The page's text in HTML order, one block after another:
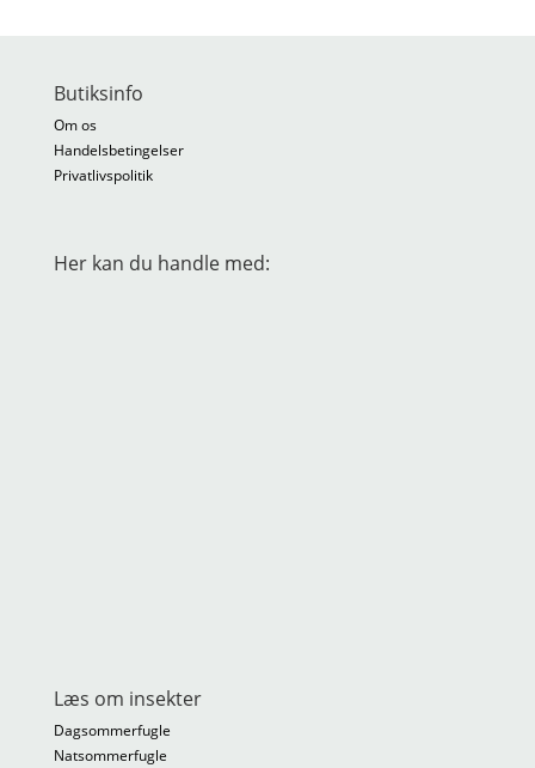
Butiksinfo
Om os
Handelsbetingelser
Privatlivspolitik
Her kan du handle med:
Læs om insekter
Dagsommerfugle
Natsommerfugle